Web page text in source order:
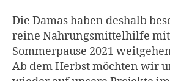
Die Damas haben deshalb
reine Nahrungsmittelhilfe
Sommerpause 2021
Ab dem Herbst möchten wir